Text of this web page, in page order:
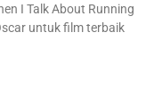
I Talk About Running
untuk film terbaik